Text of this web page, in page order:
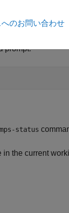
prompt:
mps-status
in the current
のお問い合わせ